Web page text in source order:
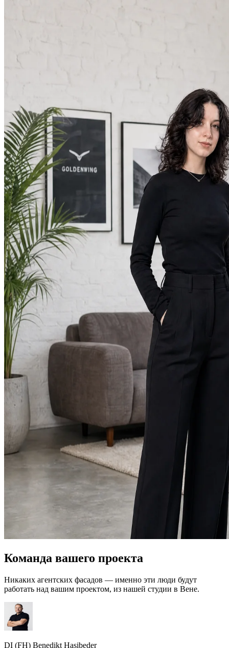
Команда вашего проекта
Никаких агентских фасадов — именно эти люди будут
работать над вашим проектом, из нашей студии в Вене.
DI (FH) Benedikt Hasibeder